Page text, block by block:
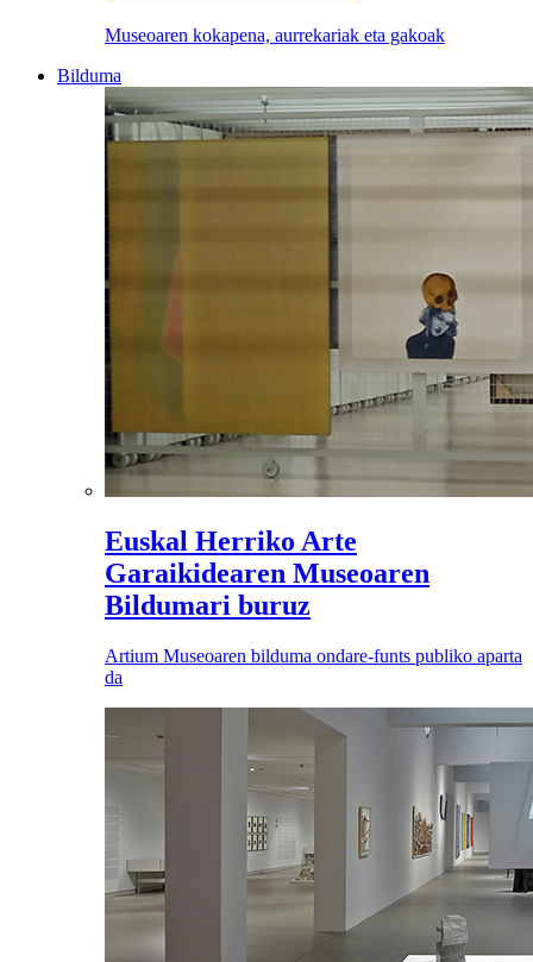
Museoaren kokapena, aurrekariak eta gakoak
Bilduma
Euskal Herriko Arte
Garaikidearen Museoaren
Bildumari buruz
Artium Museoaren bilduma ondare-funts publiko aparta
da